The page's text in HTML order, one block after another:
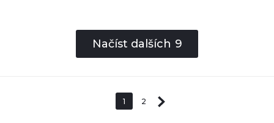
Načíst dalších 9
1 2